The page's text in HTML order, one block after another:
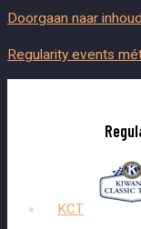
Doorgaan naar inhoud
Regularity events
KCT